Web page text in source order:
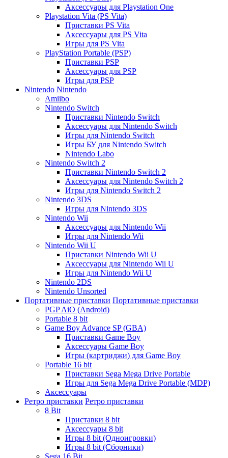
Аксессуары для Playstation One
Playstation Vita (PS Vita)
Приставки PS Vita
Аксессуары для PS Vita
Игры для PS Vita
PlayStation Portable (PSP)
Приставки PSP
Аксессуары для PSP
Игры для PSP
Nintendo Nintendo
Amiibo
Nintendo Switch
Приставки Nintendo Switch
Аксессуары для Nintendo Switch
Игры для Nintendo Switch
Игры БУ для Nintendo Switch
Nintendo Labo
Nintendo Switch 2
Приставки Nintendo Switch 2
Аксессуары для Nintendo Switch 2
Игры для Nintendo Switch 2
Nintendo 3DS
Игры для Nintendo 3DS
Nintendo Wii
Аксессуары для Nintendo Wii
Игры для Nintendo Wii
Nintendo Wii U
Приставки Nintendo Wii U
Аксессуары для Nintendo Wii U
Игры для Nintendo Wii U
Nintendo 2DS
Nintendo Unsorted
Портативные приставки Портативные приставки
PGP AiO (Android)
Portable 8 bit
Game Boy Advance SP (GBA)
Приставки Game Boy
Аксессуары Game Boy
Игры (картриджи) для Game Boy
Portable 16 bit
Приставки Sega Mega Drive Portable
Игры для Sega Mega Drive Portable (MDP)
Аксессуары
Ретро приставки Ретро приставки
8 Bit
Приставки 8 bit
Аксессуары 8 bit
Игры 8 bit (Одноигровки)
Игры 8 bit (Сборники)
Sega 16 Bit